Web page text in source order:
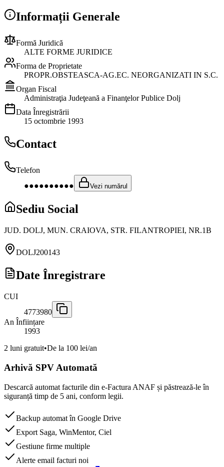
Informații Generale
Formă Juridică
ALTE FORME JURIDICE
Forma de Proprietate
PROPR.OBSTEASCA-AG.EC. NEORGANIZATI IN S.C.
Organ Fiscal
Administraţia Judeţeană a Finanţelor Publice Dolj
Data Înregistrării
15 octombrie 1993
Contact
Telefon
●●●●●●●●●●
Vezi numărul
Sediu Social
JUD. DOLJ, MUN. CRAIOVA, STR. FILANTROPIEI, NR.1B
DOLJ200143
Date Înregistrare
CUI
4773980
An Înființare
1993
2 luni gratuit•De la 100 lei/an
Arhivă SPV Automată
Descarcă automat facturile din e-Factura ANAF și păstrează-le în
siguranță timp de 5 ani, conform legii.
Backup automat în Google Drive
Export Saga, WinMentor, Ciel
Gestiune firme multiple
Alerte email facturi noi